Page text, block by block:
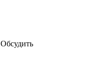
Обсудить